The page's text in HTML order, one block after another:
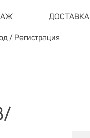
ДОСТАВКА
/ Регистрация